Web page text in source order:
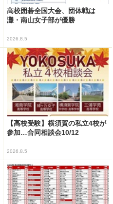
高校囲碁全国大会、団体戦は
灘・南山女子部が優勝
2026.8.5
【高校受験】横須賀の私立4校が
参加…合同相談会10/12
2026.8.5